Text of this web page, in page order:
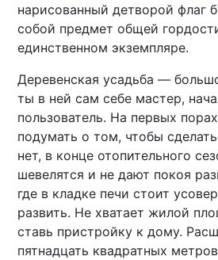
нарисованный детворой флаг
собой предмет общей
единственном экземпляре.
Деревенская усадьба —
ты в ней сам себе мастер,
пользователь. На первых
подумать о том, чтобы
нет, в конце отопительного
шевелятся и не дают покоя
где в кладке печи стоит
развить. Не хватает жилой
ставь пристройку к дому.
пятнадцать квадратных